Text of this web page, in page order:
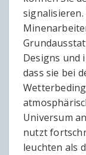
signalisieren.
Designs und
dass sie bei
Universum
nutzt
leuchten als